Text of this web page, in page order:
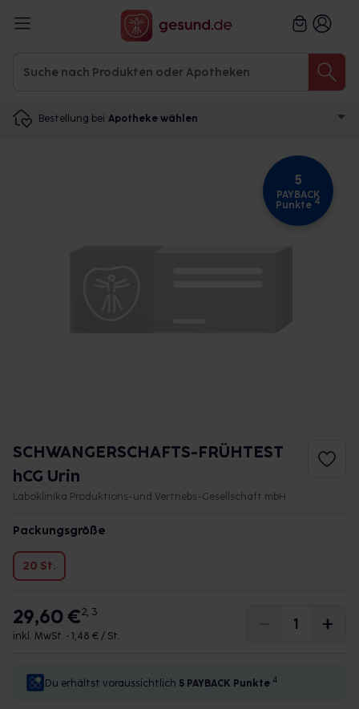
Bestellung bei Apotheke wählen
5
PAYBACK
Punkte 4
SCHWANGERSCHAFTS-FRÜHTEST
hCG Urin
Laboklinika Produktions-und Vertriebs-Gesellschaft mbH
Packungsgröße
20 St.
29,60 €2, 3
inkl. MwSt. • 1,48 € / St.
Du erhältst voraussichtlich 5 PAYBACK Punkte 4